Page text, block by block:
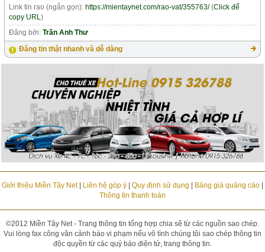
Link tin rao (ngắn gọn): https://mientaynet.com/rao-vat/355763/(Click để
copy URL)
Đăng bởi:Trần Anh Thư
Đăng tin thật nhanh và dễ dàng
Giới thiệu Miền Tây Net| Liên hệ góp ý| Quy định sử dụng Bảng giá quảng cáo|
Thông tin thanh toán
©2012 Miền Tây Net - Trang thông tin tổng hợp chia sẽ từ các nguồn sao chép.
Vui lòng fax công văn cảnh báo vi phạm nếu vô tình chúng tôi sao chép thông tin
độc quyền từ các quý báo điện tử, trang thông tin.